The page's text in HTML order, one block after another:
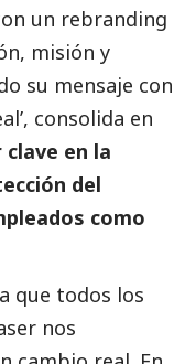
un rebranding
misión y
su mensaje con
consolida en
en la
del
como
que todos los
nos